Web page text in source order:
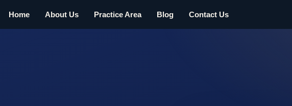
Home About Us Practice Area Blog Contact Us